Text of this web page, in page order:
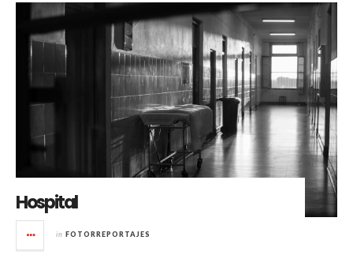
Hospital
in FOTORREPORTAJES